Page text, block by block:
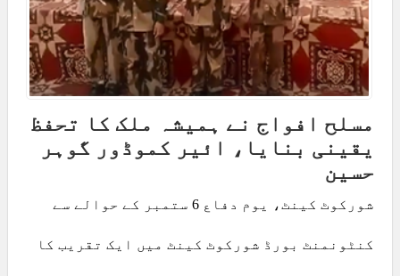
مسلح افواج نے ہمیشہ ملک کا تحفظ
یقینی بنایا، ائیر کموڈور گوہر
حسین
شورکوٹ کینٹ، یوم دفاع 6 ستمبر کے حوالے سے
کنٹونمنٹ بورڈ شورکوٹ کینٹ میں ایک تقریب کا